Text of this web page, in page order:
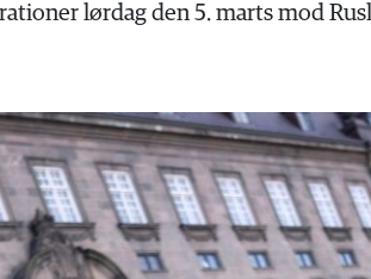
lørdag den 5. marts mod